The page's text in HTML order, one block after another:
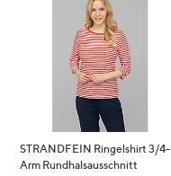
STRANDFEIN Ringelshirt 3/4-
Arm Rundhalsausschnitt